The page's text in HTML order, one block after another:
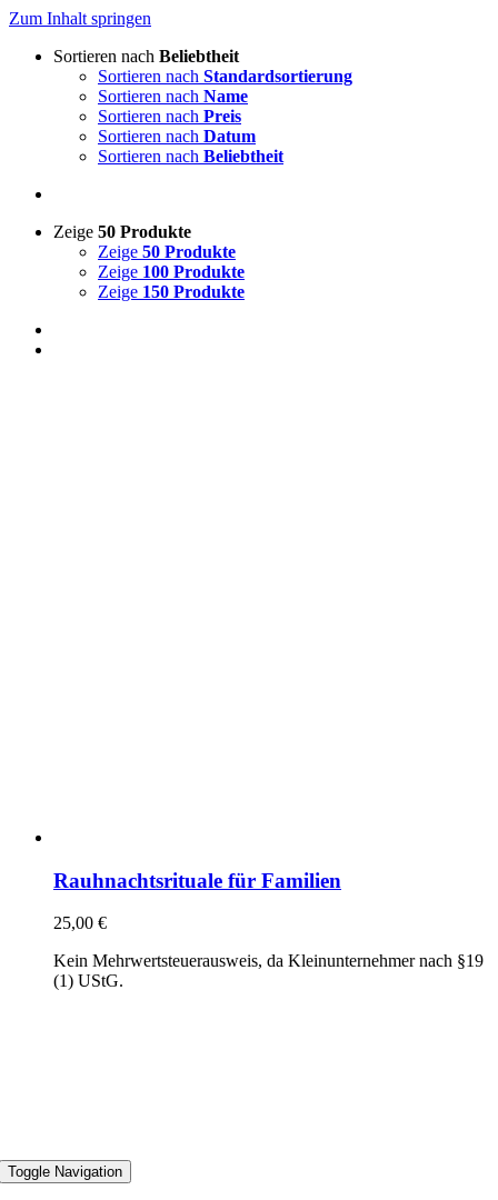
Zum Inhalt springen
Toggle Navigation
Sortieren nach Beliebtheit
Sortieren nach Standardsortierung
Sortieren nach Name
Sortieren nach Preis
Sortieren nach Datum
Sortieren nach Beliebtheit
Zeige 50 Produkte
Zeige 50 Produkte
Zeige 100 Produkte
Zeige 150 Produkte
Rauhnachtsrituale für Familien
25,00 €
Kein Mehrwertsteuerausweis, da Kleinunternehmer nach §19
(1) UStG.